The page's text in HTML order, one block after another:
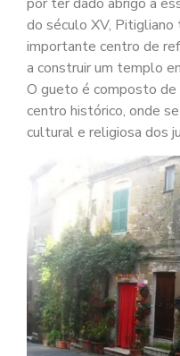
do século XV,
importante centro de
a construir um templo
O gueto é composto de
centro histórico, onde
cultural e religiosa dos